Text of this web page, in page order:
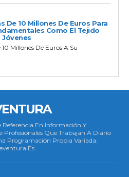
De 10 Millones De Euros Para
Como El Tejido
Jóvenes
Millones De Euros A Su
Referencia En Información Y
Que Trabajan A Diario
Programación Propia Variada.